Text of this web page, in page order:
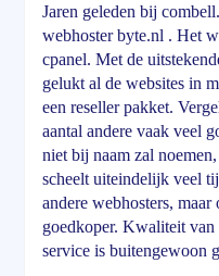
Jaren geleden bij
webhoster byte.nl . Het
cpanel. Met de
gelukt al de websites in
een reseller pakket.
aantal andere vaak veel
niet bij naam zal
scheelt uiteindelijk veel
andere webhosters,
goedkoper. Kwaliteit van
service is buitengewoon